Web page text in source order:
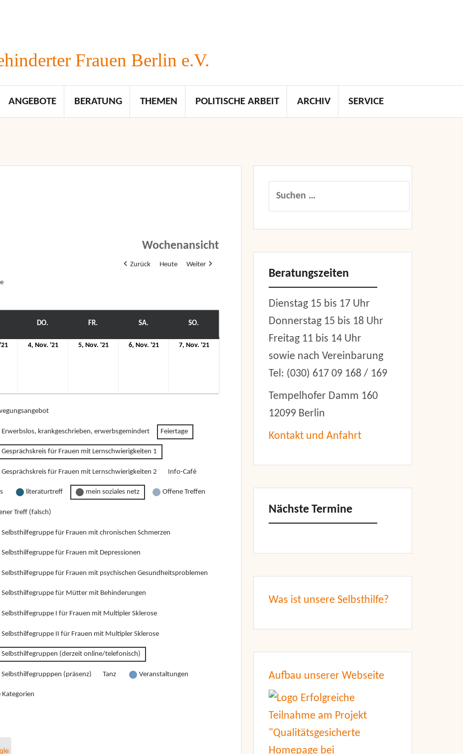
Frauen Berlin e.V.
ANGEBOTE BERATUNG THEMEN POLITISCHE ARBEIT ARCHIV SERVICE
Wochenansicht
Zurück Heute Weiter
DO. DONNERSTAGFR. SA. SO.
3.
4, Nov. '214.
5, Nov. '215.
6, Nov. '216.
7, Nov. '217.
Erwerbslos, krankgeschrieben, erwerbsgemindert Feiertage
Gesprächskreis für Frauen mit Lernschwierigkeiten 1
Gesprächskreis für Frauen mit Lernschwierigkeiten 2 Info-Café
literaturtreff mein soziales netz Offene Treffen
Treff (falsch)
Selbsthilfegruppe für Frauen mit chronischen Schmerzen
Selbsthilfegruppe für Frauen mit Depressionen
Selbsthilfegruppe für Frauen mit psychischen Gesundheitsproblemen
Selbsthilfegruppe für Mütter mit Behinderungen
Selbsthilfegruppe I für Frauen mit Multipler Sklerose
Selbsthilfegruppe II für Frauen mit Multipler Sklerose
Selbsthilfegruppen (derzeit online/telefonisch)
Selbsthilfegrupppen (präsenz) Tanz Veranstaltungen
Kategorien
Suchen
Beratungszeiten
Dienstag 15 bis 17 Uhr
Donnerstag 15 bis 18 Uhr
Freitag 11 bis 14 Uhr
sowie nach Vereinbarung
Tel: (030) 617 09 168 / 169
Tempelhofer Damm 160
12099 Berlin
Kontakt und Anfahrt
Nächste Termine
Was ist unsere Selbsthilfe?
Aufbau unserer Webseite